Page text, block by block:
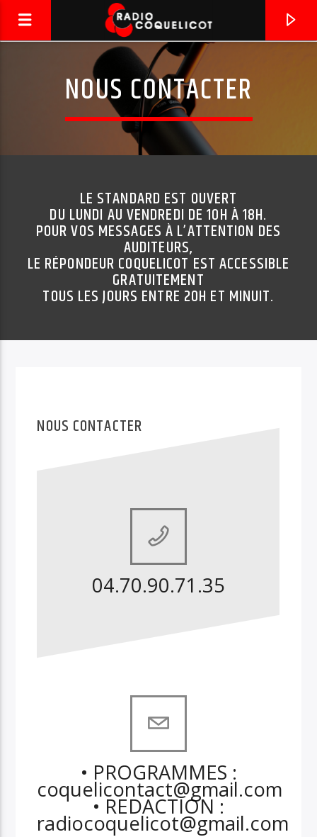
DERNIER TITRE DIFFUSÉ
LES BAS QUARTIERS
TETES RAIDES
NOUS CONTACTER
LE STANDARD EST OUVERT
DU LUNDI AU VENDREDI DE 10H À 18H.
POUR VOS MESSAGES À L’ATTENTION DES
AUDITEURS,
LE RÉPONDEUR COQUELICOT EST ACCESSIBLE
GRATUITEMENT
TOUS LES JOURS ENTRE 20H ET MINUIT.
NOUS CONTACTER
04.70.90.71.35
• PROGRAMMES :
coquelicontact@gmail.com
• REDACTION :
radiocoquelicot@gmail.com